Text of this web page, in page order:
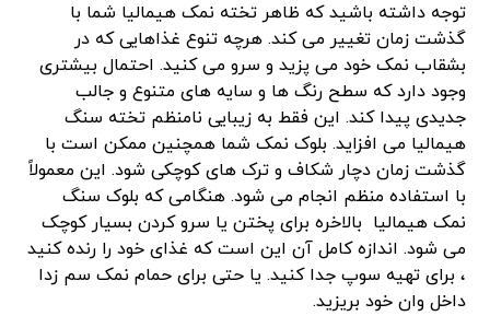
توجه داشته باشید که ظاهر تخته نمک هیمالیا شما با
گذشت زمان تغییر می کند. هرچه تنوع غذاهایی که در
بشقاب نمک خود می پزید و سرو می کنید. احتمال بیشتری
وجود دارد که سطح رنگ ها و سایه های متنوع و جالب
جدیدی پیدا کند. این فقط به زیبایی نامنظم تخته سنگ
هیمالیا می افزاید. بلوک نمک شما همچنین ممکن است با
گذشت زمان دچار شکاف و ترک های کوچکی شود. این معمولاً
با استفاده منظم انجام می شود. هنگامی که بلوک سنگ
نمک هیمالیا بالاخره برای پختن یا سرو کردن بسیار کوچک
می شود. اندازه کامل آن این است که غذای خود را رنده کنید
، برای تهیه سوپ جدا کنید. یا حتی برای حمام نمک سم زدا
داخل وان خود بریزید.